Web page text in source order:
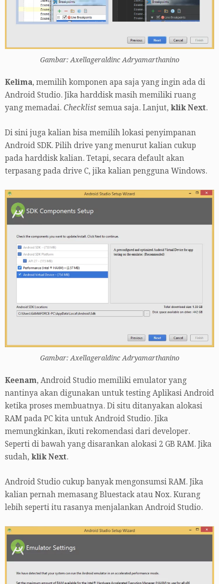
Gambar: Axellageraldinc Adryamarthanino
Kelima, memilih komponen apa saja yang ingin ada di
Android Studio. Jika harddisk masih memiliki ruang
yang memadai. Checklist semua saja. Lanjut, klik Next.
Di sini juga kalian bisa memilih lokasi penyimpanan
Android SDK. Pilih drive yang menurut kalian cukup
pada harddisk kalian. Tetapi, secara default akan
terpasang pada drive C, jika kalian pengguna Windows.
Gambar: Axellageraldinc Adryamarthanino
Keenam, Android Studio memiliki emulator yang
nantinya akan digunakan untuk testing Aplikasi Android
ketika proses membuatnya. Di situ ditanyakan alokasi
RAM pada PC kita untuk Android Studio. Jika
memungkinkan, ikuti rekomendasi dari developer.
Seperti di bawah yang disarankan alokasi 2 GB RAM. Jika
sudah, klik Next.
Android Studio cukup banyak mengonsumsi RAM. Jika
kalian pernah memasang Bluestack atau Nox. Kurang
lebih seperti itu rasanya menjalankan Android Studio.